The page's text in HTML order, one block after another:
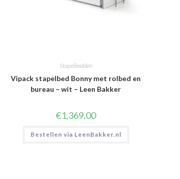
Stapelbedden
Vipack stapelbed Bonny met rolbed en
bureau – wit – Leen Bakker
€1,369.00
Bestellen via LeenBakker.nl